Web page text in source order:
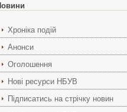
Хроніка подій
Анонси
Оголошення
Нові ресурси НБУВ
Підписатись на стрічку новин